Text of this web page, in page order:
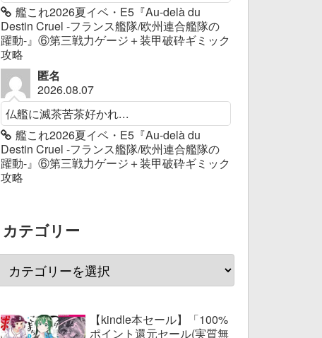
艦これ2026夏イベ・E5『Au-delà du
Destin Cruel -フランス艦隊/欧州連合艦隊の
躍動-』⑥第三戦力ゲージ＋装甲破砕ギミック
攻略
匿名
2026.08.07
仏艦に滅茶苦茶好かれ...
艦これ2026夏イベ・E5『Au-delà du
Destin Cruel -フランス艦隊/欧州連合艦隊の
躍動-』⑥第三戦力ゲージ＋装甲破砕ギミック
攻略
カテゴリー
【kindle本セール】「100%
ポイント還元セール(実質無